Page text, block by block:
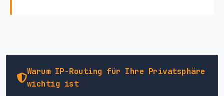
Warum IP-Routing für Ihre Privatsphäre
wichtig ist